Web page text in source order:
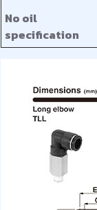
No oil
specification